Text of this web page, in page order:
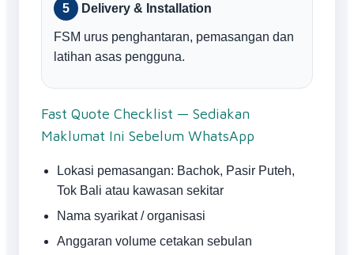
Delivery & Installation
FSM urus penghantaran, pemasangan dan
latihan asas pengguna.
Fast Quote Checklist — Sediakan
Maklumat Ini Sebelum WhatsApp
Lokasi pemasangan: Bachok, Pasir Puteh,
Tok Bali atau kawasan sekitar
Nama syarikat / organisasi
Anggaran volume cetakan sebulan